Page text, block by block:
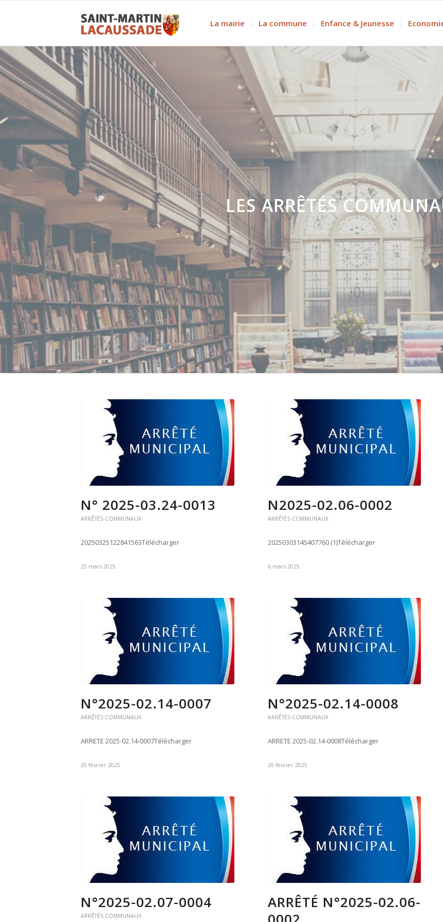
La mairie La commune Enfance & Jeunesse
LES ARRÊTÉS
N° 2025-03.24-0013
ARRÊTÉS COMMUNAUX
20250325122841563Télécharger
25 mars 2025
N2025-02.06-0002
ARRÊTÉS COMMUNAUX
20250303145407760 (1)Télécharger
6 mars 2025
N°2025-02.14-0007
ARRÊTÉS COMMUNAUX
ARRETE 2025-02.14-0007Télécharger
20 février 2025
N°2025-02.14-0008
ARRÊTÉS COMMUNAUX
ARRETE 2025-02.14-0008Télécharger
20 février 2025
N°2025-02.07-0004
ARRÊTÉS COMMUNAUX
ARRÊTÉ N°2025-02.06-